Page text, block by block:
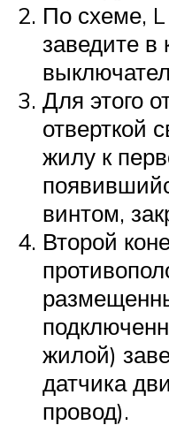
По схеме,
заведите в
Для этого
отверткой
жилу к
винтом,
Второй
жилой)
датчика
провод).